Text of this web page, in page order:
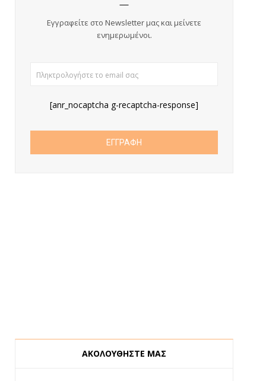
Εγγραφείτε στο Newsletter μας καιμείνετε
ενημερωμένοι.
[anr_nocaptcha g-recaptcha-response]
ΑΚΟΛΟΥΘΗΣΤΕ ΜΑΣ